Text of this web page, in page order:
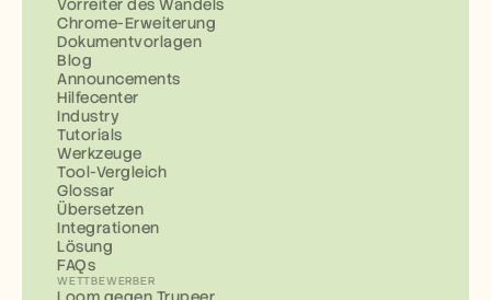
Vorreiter des Wandels
Chrome-Erweiterung
Dokumentvorlagen
Blog
Announcements
Hilfecenter
Industry
Tutorials
Werkzeuge
Tool-Vergleich
Glossar
Übersetzen
Integrationen
Lösung
FAQs
WETTBEWERBER